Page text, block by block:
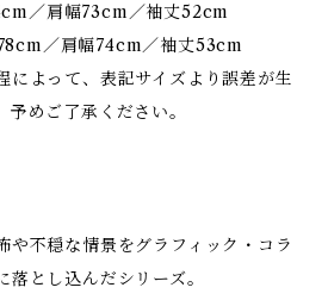
／肩幅73cm／袖丈52cm
／肩幅74cm／袖丈53cm
よって、表記サイズより誤差が生
めご了承ください。
や不穏な情景をグラフィック・コラ
とし込んだシリーズ。